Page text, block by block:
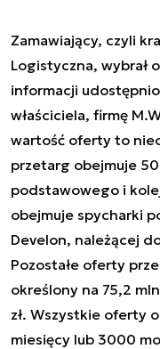
Zamawiający, czyli
Logistyczna, wybrał
informacji
właściciela, firmę
wartość oferty to
przetarg obejmuje
podstawowego i
obejmuje spycharki
Develon, należącej
Pozostałe oferty
określony na 75,2
zł. Wszystkie oferty
miesięcy lub 3000